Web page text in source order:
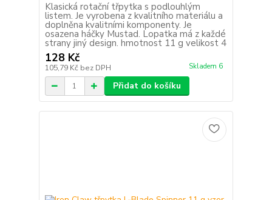
Klasická rotační třpytka s podlouhlým
listem. Je vyrobena z kvalitního materiálu a
doplněna kvalitními komponenty. Je
osazena háčky Mustad. Lopatka má z každé
strany jiný design. hmotnost 11 g velikost 4
128 Kč
105,79 Kč bez DPH Skladem 6
Přidat do košíku